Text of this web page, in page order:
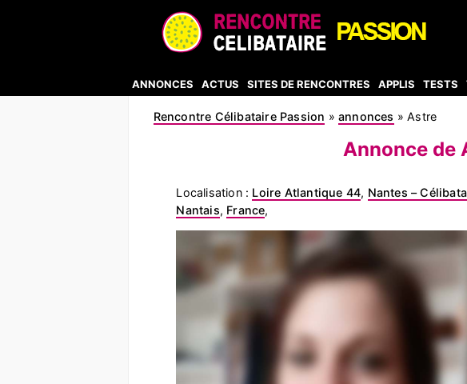
ANNONCES ACTUS SITES DE RENCONTRES APPLIS TESTS
Rencontre Célibataire Passion »annonces »Astre
Annonce de
Localisation : Loire Atlantique 44, Nantes –
Nantais, France,